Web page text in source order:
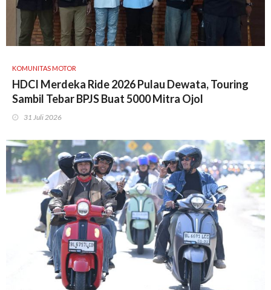
KOMUNITAS MOTOR
HDCI Merdeka Ride 2026 Pulau Dewata, Touring
Sambil Tebar BPJS Buat 5000 Mitra Ojol
31 Juli 2026